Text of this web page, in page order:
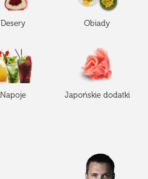
Desery Obiady
Napoje Japońskie dodatki